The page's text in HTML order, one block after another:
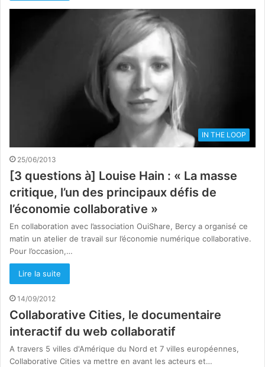
IN THE LOOP
25/06/2013
[3 questions à] Louise Hain : « La masse
critique, l’un des principaux défis de
l’économie collaborative »
En collaboration avec l’association OuiShare, Bercy a organisé ce
matin un atelier de travail sur l’économie numérique collaborative.
Pour l’occasion,…
Lire la suite
14/09/2012
Collaborative Cities, le documentaire
interactif du web collaboratif
A travers 5 villes d'Amérique du Nord et 7 villes européennes,
Collaborative Cities va mettre en avant les acteurs et…